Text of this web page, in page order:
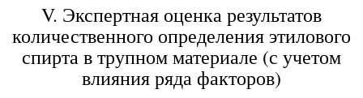
V. Экспертная оценка результатов
количественного определения этилового
спирта в трупном материале (с учетом
влияния ряда факторов)